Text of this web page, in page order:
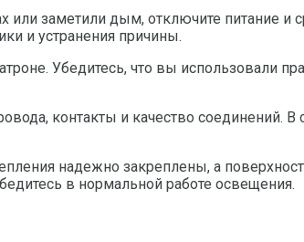
или заметили дым, отключите питание и
и устранения причины.
Убедитесь, что вы использовали
контакты и качество соединений.
надежно закреплены, а
в нормальной работе освещения.